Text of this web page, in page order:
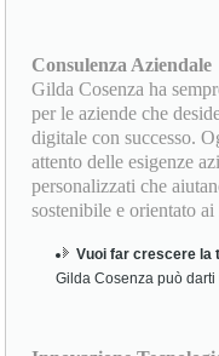
Consulenza Aziendale
Gilda Cosenza ha
per le aziende che
digitale con successo.
attento delle esigenze
personalizzati che
sostenibile e orientato
Vuoi far crescere la
Gilda Cosenza può